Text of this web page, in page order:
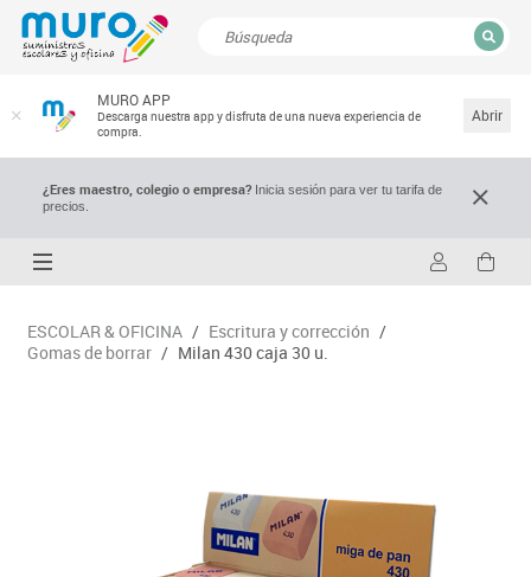
MURO APP
Descarga nuestra app y disfruta de una nueva experiencia de
compra.
Abrir
¿Eres maestro, colegio o empresa?Inicia sesión para ver tu tarifa de
precios.
ESCOLAR & OFICINA / Escritura y corrección /
Gomas de borrar / Milan 430 caja 30 u.